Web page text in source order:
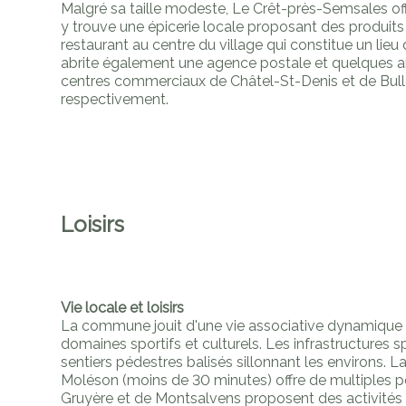
Malgré sa taille modeste, Le Crêt-près-Semsales
y trouve une épicerie locale proposant des
restaurant au centre du village qui constitue un
abrite également une agence postale et quelques
centres commerciaux de Châtel-St-Denis et de
respectivement.
Loisirs
Vie locale et loisirs
La commune jouit d'une vie associative
domaines sportifs et culturels. Les infrastructures
sentiers pédestres balisés sillonnant les environs.
Moléson (moins de 30 minutes) offre de multiples
Gruyère et de Montsalvens proposent des activités